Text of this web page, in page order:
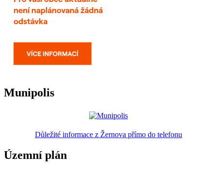
Munipolis
Důležité informace z Žernova přímo do telefonu
Územní plán